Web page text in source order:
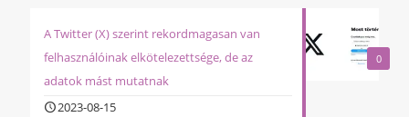
0
A Twitter (X) szerint rekordmagasan van
felhasználóinak elkötelezettsége, de az
adatok mást mutatnak
2023-08-15